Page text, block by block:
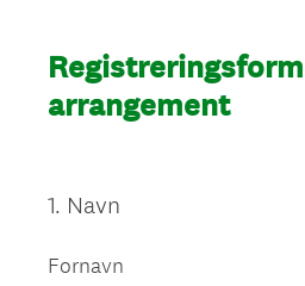
arrangement
Question
1. Navn
Fornavn